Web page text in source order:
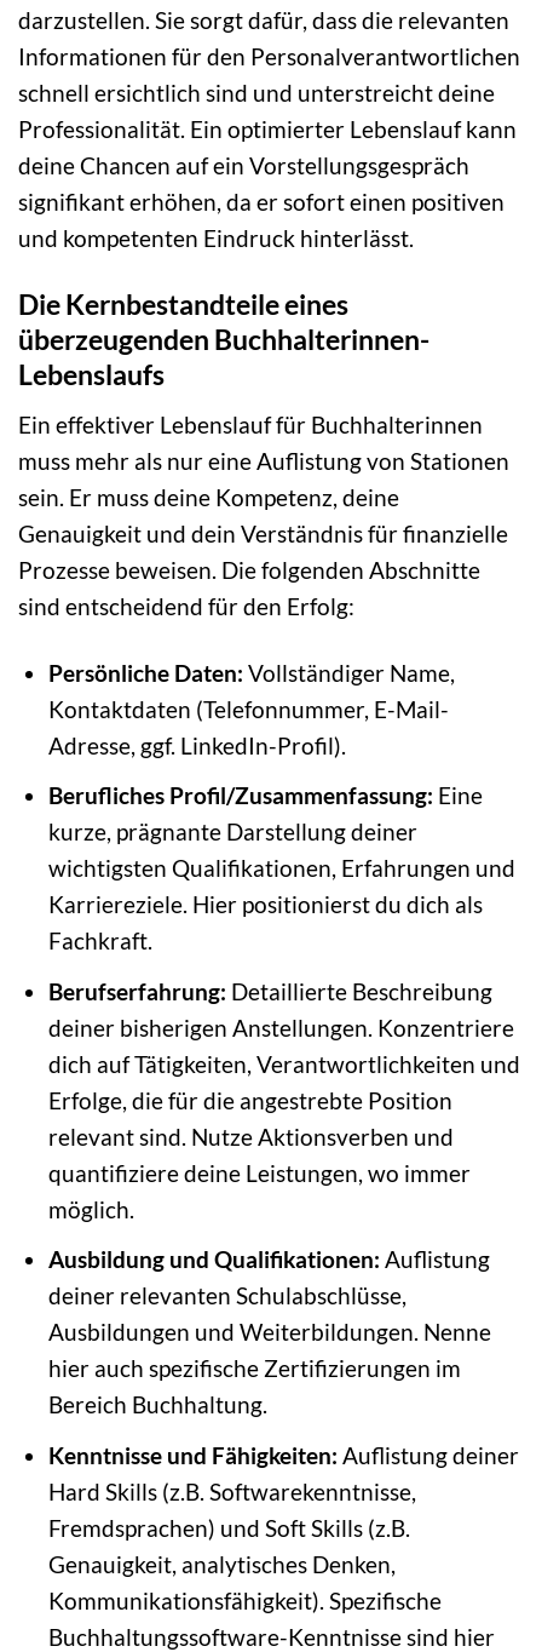
darzustellen. Sie sorgt dafür, dass die relevanten
Informationen für den Personalverantwortlichen
schnell ersichtlich sind und unterstreicht deine
Professionalität. Ein optimierter Lebenslauf kann
deine Chancen auf ein Vorstellungsgespräch
signifikant erhöhen, da er sofort einen positiven
und kompetenten Eindruck hinterlässt.
Die Kernbestandteile eines
überzeugenden Buchhalterinnen-
Lebenslaufs
Ein effektiver Lebenslauf für Buchhalterinnen
muss mehr als nur eine Auflistung von Stationen
sein. Er muss deine Kompetenz, deine
Genauigkeit und dein Verständnis für finanzielle
Prozesse beweisen. Die folgenden Abschnitte
sind entscheidend für den Erfolg:
Persönliche Daten: Vollständiger Name,
Kontaktdaten (Telefonnummer, E-Mail-
Adresse, ggf. LinkedIn-Profil).
Berufliches Profil/Zusammenfassung: Eine
kurze, prägnante Darstellung deiner
wichtigsten Qualifikationen, Erfahrungen und
Karriereziele. Hier positionierst du dich als
Fachkraft.
Berufserfahrung: Detaillierte Beschreibung
deiner bisherigen Anstellungen. Konzentriere
dich auf Tätigkeiten, Verantwortlichkeiten und
Erfolge, die für die angestrebte Position
relevant sind. Nutze Aktionsverben und
quantifiziere deine Leistungen, wo immer
möglich.
Ausbildung und Qualifikationen: Auflistung
deiner relevanten Schulabschlüsse,
Ausbildungen und Weiterbildungen. Nenne
hier auch spezifische Zertifizierungen im
Bereich Buchhaltung.
Kenntnisse und Fähigkeiten: Auflistung deiner
Hard Skills (z.B. Softwarekenntnisse,
Fremdsprachen) und Soft Skills (z.B.
Genauigkeit, analytisches Denken,
Kommunikationsfähigkeit). Spezifische
Buchhaltungssoftware-Kenntnisse sind hier